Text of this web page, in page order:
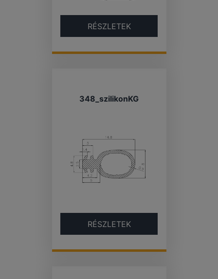
RÉSZLETEK
348_szilikonKG
RÉSZLETEK